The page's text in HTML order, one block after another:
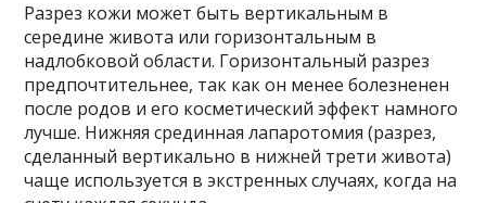
Разрез кожи может быть вертикальным в
середине живота или горизонтальным в
надлобковой области. Горизонтальный разрез
предпочтительнее, так как он менее болезненен
после родов и его косметический эффект намного
лучше. Нижняя срединная лапаротомия (разрез,
сделанный вертикально в нижней трети живота)
чаще используется в экстренных случаях, когда на